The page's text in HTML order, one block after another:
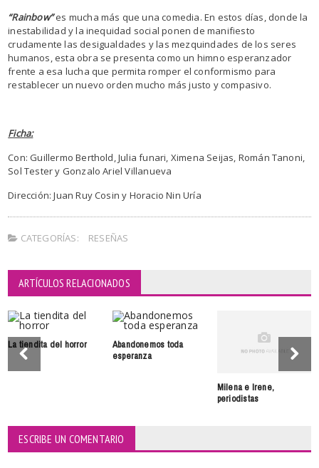
“Rainbow”es mucha más que una comedia. En estos días, donde la
inestabilidad y la inequidad social ponen de manifiesto
crudamente las desigualdades y las mezquindades de los seres
humanos, esta obra se presenta como un himno esperanzador
frente a esa lucha que permita romper el conformismo para
restablecer un nuevo orden mucho más justo y compasivo.
Ficha:
Con: Guillermo Berthold, Julia funari, Ximena Seijas, Román Tanoni,
Sol Tester y Gonzalo Ariel Villanueva
Dirección: Juan Ruy Cosin y Horacio Nin Uría
CATEGORÍAS: RESEÑAS
ARTÍCULOS RELACIONADOS
La tiendita del horror Abandonemos toda
esperanza
Milena e Irene,
periodistas
ESCRIBE UN COMENTARIO